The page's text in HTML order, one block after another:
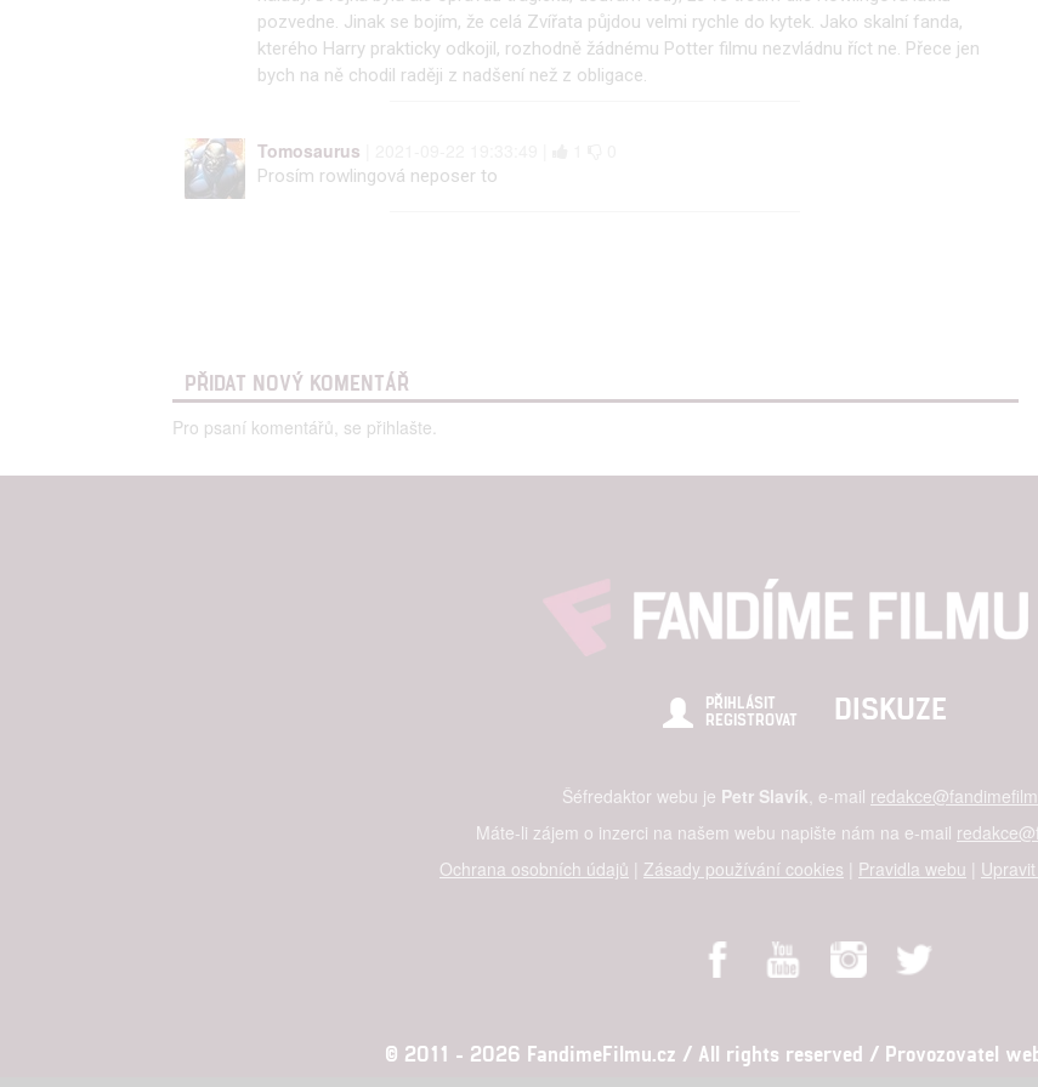
pozvedne. Jinak se bojím, že celá Zvířata půjdou velmi rychle do kytek. Jako skalní fanda,
kterého Harry prakticky odkojil, rozhodně žádnému Potter filmu nezvládnu říct ne. Přece jen
bych na ně chodil raději z nadšení než z obligace.
Tomosaurus
Prosím rowlingová neposer to
PŘIDAT NOVÝ KOMENTÁŘ
Pro psaní komentářů, se přihlašte.
PŘIHLÁSIT
REGISTROVAT
DISKUZE
Šéfredaktor webu je Petr Slavík , e-mail
Máte-li zájem o inzerci na našem webu napište nám na e-mail
Ochrana osobních údajů | Zásady používání cookies | Pravidla webu |
© 2011 - 2026 FandimeFilmu.cz / All rights reserved / Provozovatel
služeb